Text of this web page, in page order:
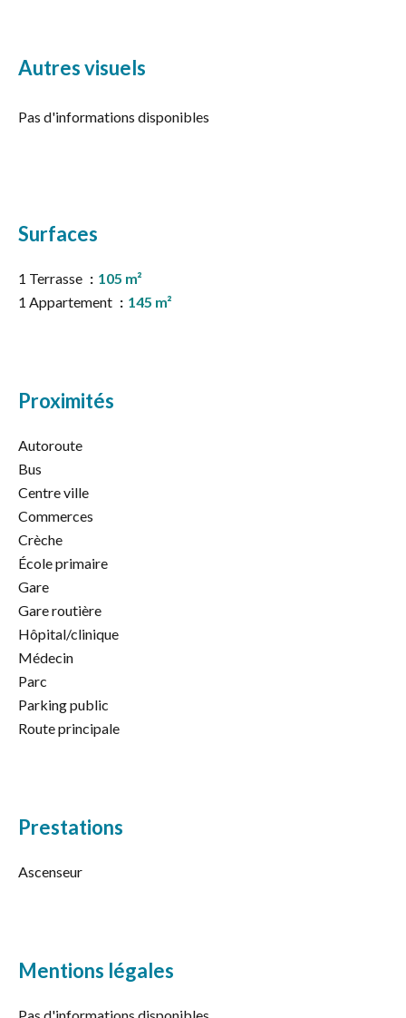
Autres visuels
Pas d'informations disponibles
Surfaces
1 Terrasse
105 m²
1 Appartement
145 m²
Proximités
Autoroute
Bus
Centre ville
Commerces
Crèche
École primaire
Gare
Gare routière
Hôpital/clinique
Médecin
Parc
Parking public
Route principale
Prestations
Ascenseur
Mentions légales